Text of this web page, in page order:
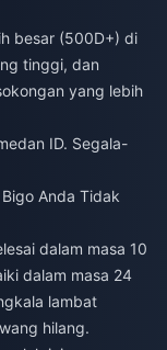
besar (500D+) di
tinggi, dan
yang lebih
ID. Segala-
Anda Tidak
dalam masa 10
dalam masa 24
lambat
hilang.